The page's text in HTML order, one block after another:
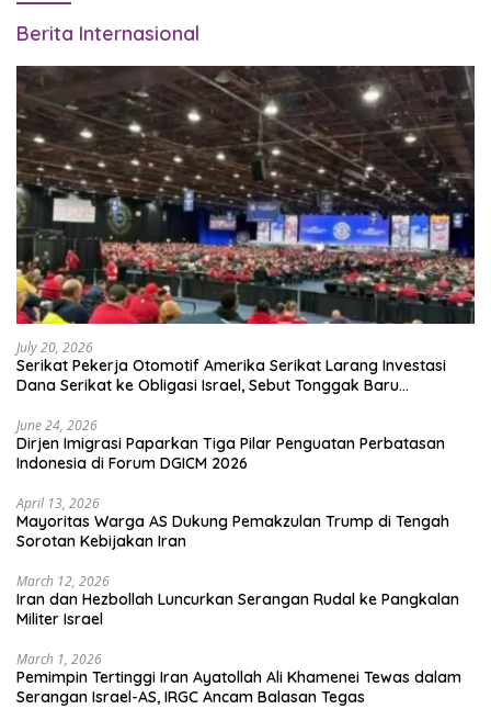
Berita Internasional
July 20, 2026
Serikat Pekerja Otomotif Amerika Serikat Larang Investasi
Dana Serikat ke Obligasi Israel, Sebut Tonggak Baru
June 24, 2026
Dirjen Imigrasi Paparkan Tiga Pilar Penguatan Perbatasan
Indonesia di Forum DGICM 2026
April 13, 2026
Mayoritas Warga AS Dukung Pemakzulan Trump di Tengah
Sorotan Kebijakan Iran
March 12, 2026
Iran dan Hezbollah Luncurkan Serangan Rudal ke Pangkalan
Militer Israel
March 1, 2026
Pemimpin Tertinggi Iran Ayatollah Ali Khamenei Tewas dalam
Serangan Israel-AS, IRGC Ancam Balasan Tegas